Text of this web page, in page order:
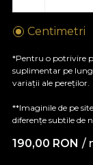
Centimetri
*Pentru o potrivire
suplimentar pe
variații ale pereților.
**Imaginile de pe
diferențe subtile de
190,00 RON /